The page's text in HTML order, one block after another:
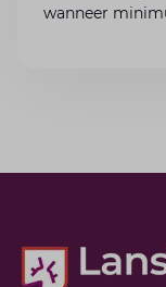
wanneer